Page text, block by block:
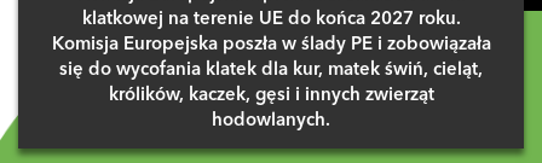
klatkowej na terenie UE do końca 2027 roku.
Komisja Europejska poszła w ślady PE i zobowiązała
się do wycofania klatek dla kur, matek świń, cieląt,
królików, kaczek, gęsi i innych zwierząt
hodowlanych.